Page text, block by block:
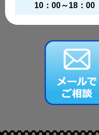
10：00～18：00